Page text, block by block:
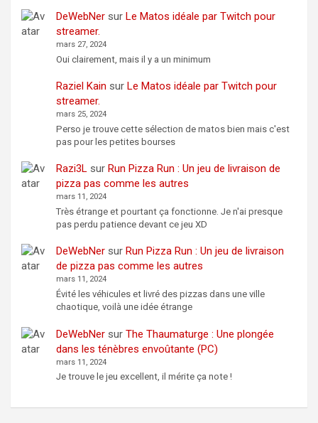
DeWebNersur Le Matos idéale par Twitch pour
streamer.
mars 27, 2024
Oui clairement, mais il y a un minimum
Raziel Kain sur Le Matos idéale par Twitch pour
streamer.
mars 25, 2024
Perso je trouve cette sélection de matos bien mais c'est
pas pour les petites bourses
Razi3Lsur Run Pizza Run : Un jeu de livraison de
pizza pas comme les autres
mars 11, 2024
Très étrange et pourtant ça fonctionne. Je n'ai presque
pas perdu patience devant ce jeu XD
DeWebNersur Run Pizza Run : Un jeu de livraison
de pizza pas comme les autres
mars 11, 2024
Évité les véhicules et livré des pizzas dans une ville
chaotique, voilà une idée étrange
DeWebNersur The Thaumaturge : Une plongée
dans les ténèbres envoûtante (PC)
mars 11, 2024
Je trouve le jeu excellent, il mérite ça note !